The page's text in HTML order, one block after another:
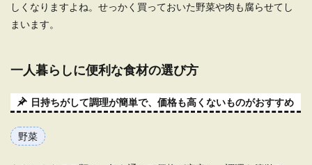
しくなりますよね。せっかく買っておいた野菜や肉も腐らせてし
まいます。
一人暮らしに便利な食材の選び方
日持ちがして調理が簡単で、価格も高くないものがおすすめ
野菜